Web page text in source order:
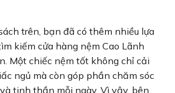
trên, bạn đã có thêm nhiều lựa
kiếm cửa hàng nệm Cao Lãnh
Một chiếc nệm tốt không chỉ cải
ngủ mà còn góp phần chăm sóc
tinh thần mỗi ngày. Vì vậy, bên